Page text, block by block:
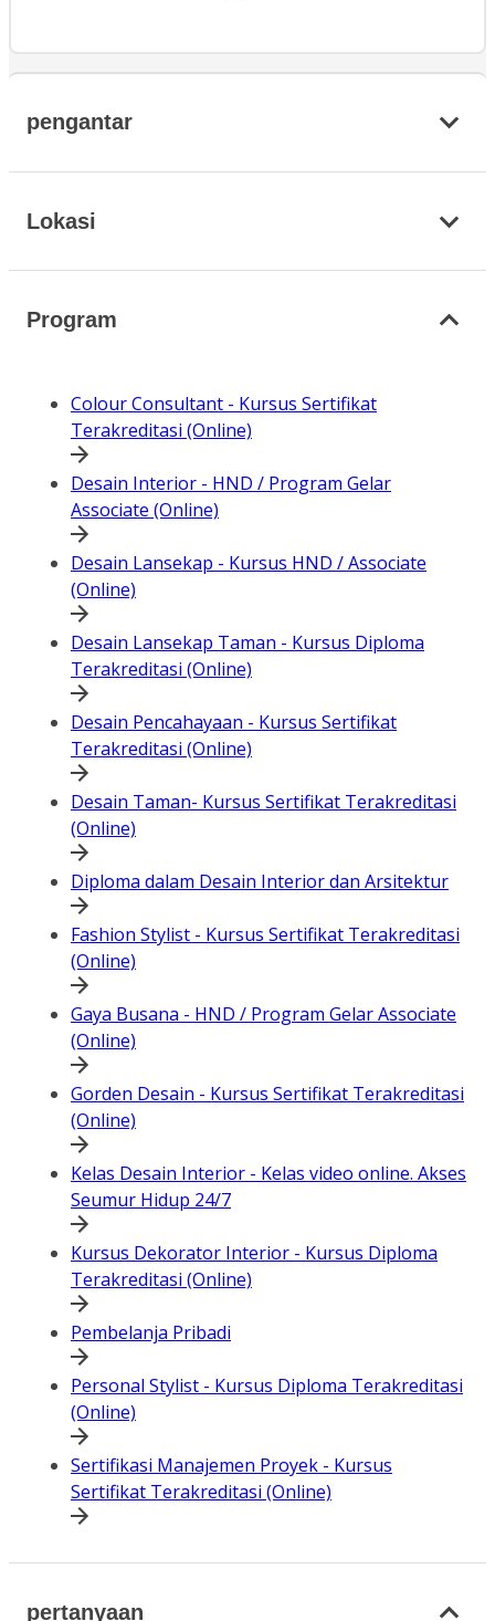
pengantar
Lokasi
Program
Colour Consultant - Kursus Sertifikat
Terakreditasi (Online)
Desain Interior - HND / Program Gelar
Associate (Online)
Desain Lansekap - Kursus HND / Associate
(Online)
Desain Lansekap Taman - Kursus Diploma
Terakreditasi (Online)
Desain Pencahayaan - Kursus Sertifikat
Terakreditasi (Online)
Desain Taman- Kursus Sertifikat Terakreditasi
(Online)
Diploma dalam Desain Interior dan Arsitektur
Fashion Stylist - Kursus Sertifikat Terakreditasi
(Online)
Gaya Busana - HND / Program Gelar Associate
(Online)
Gorden Desain - Kursus Sertifikat Terakreditasi
(Online)
Kelas Desain Interior - Kelas video online. Akses
Seumur Hidup 24/7
Kursus Dekorator Interior - Kursus Diploma
Terakreditasi (Online)
Pembelanja Pribadi
Personal Stylist - Kursus Diploma Terakreditasi
(Online)
Sertifikasi Manajemen Proyek - Kursus
Sertifikat Terakreditasi (Online)
pertanyaan